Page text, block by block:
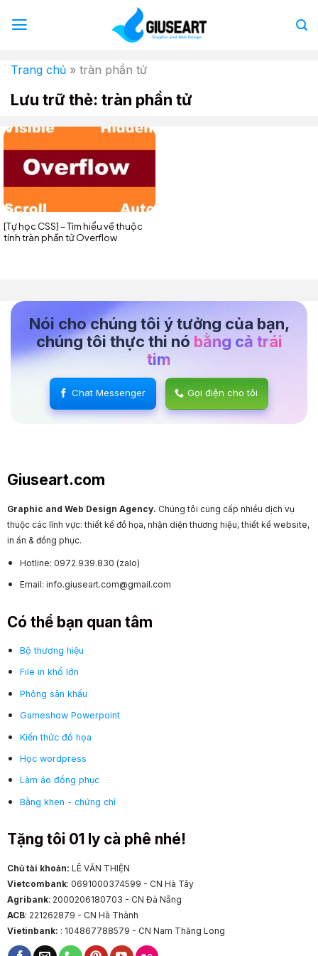
qua
Trang chủ » tràn phần tử
Lưu trữ thẻ: tràn phần tử
[Tự học CSS] – Tìm hiểu về thuộc
tính tràn phần tử Overflow
Nói cho chúng tôi ý tưởng của bạn,
chúng tôi thực thi nó bằng cả trái
tim
Chat Messenger Gọi điện cho tôi
Giuseart.com
Graphic and Web Design Agency. Chúng tôi cung cấp nhiều dịch vụ
thuộc các lĩnh vực: thiết kế đồ họa, nhận diện thương hiệu, thiết kế website,
in ấn & đồng phục.
Hotline: 0972.939.830 (zalo)
Email: info.giuseart.com@gmail.com
Có thể bạn quan tâm
Bộ thương hiệu
File in khổ lớn
Phông sân khấu
Gameshow Powerpoint
Kiến thức đồ họa
Học wordpress
Làm áo đồng phục
Bằng khen - chứng chỉ
Tặng tôi 01 ly cà phê nhé!
Chủ tài khoản: LÊ VĂN THIỆN
Vietcombank: 0691000374599 - CN Hà Tây
Agribank: 2000206180703 - CN Đà Nẵng
ACB: 221262879 - CN Hà Thành
Vietinbank: : 104867788579 - CN Nam Thăng Long